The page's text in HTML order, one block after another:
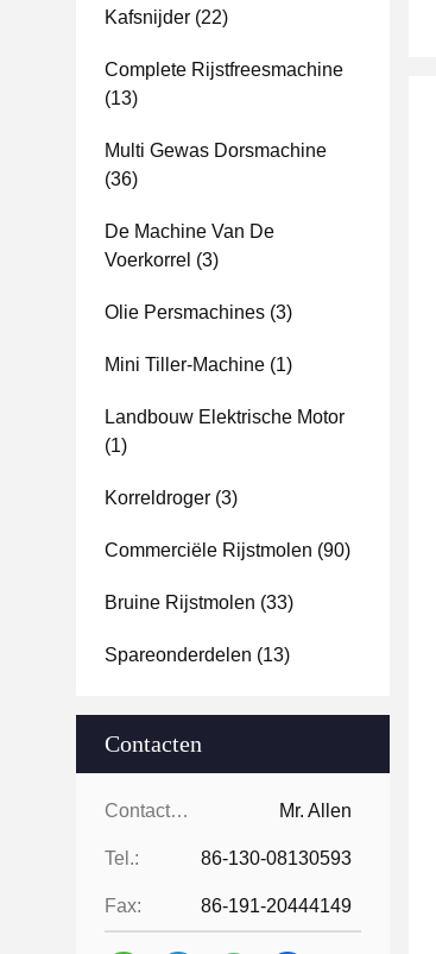
Kafsnijder (22)
Complete Rijstfreesmachine
(13)
Multi Gewas Dorsmachine
(36)
De Machine Van De
Voerkorrel (3)
Olie Persmachines (3)
Mini Tiller-Machine (1)
Landbouw Elektrische Motor
(1)
Korreldroger (3)
Commerciële Rijstmolen (90)
Bruine Rijstmolen (33)
Spareonderdelen (13)
Contacten
Contacten: Mr. Allen
Tel.: 86-130-08130593
Fax: 86-191-20444149